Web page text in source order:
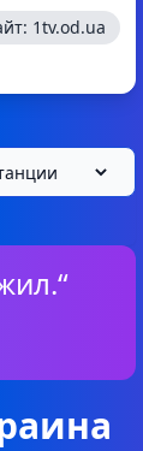
1tv.od.ua